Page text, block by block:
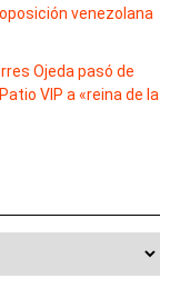
venezolana
Ojeda pasó de
VIP a «reina de la